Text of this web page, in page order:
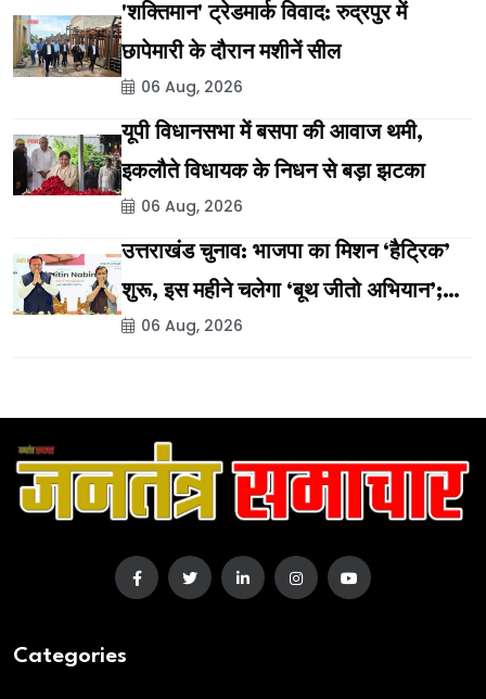
'शक्तिमान' ट्रेडमार्क विवाद: रुद्रपुर में
छापेमारी के दौरान मशीनें सील
06 Aug, 2026
यूपी विधानसभा में बसपा की आवाज थमी,
इकलौते विधायक के निधन से बड़ा झटका
06 Aug, 2026
उत्तराखंड चुनाव: भाजपा का मिशन ‘हैट्रिक’
शुरू, इस महीने चलेगा ‘बूथ जीतो अभियान’;
विकास यात्रा और लखपति दीदी सम्मेलन की
06 Aug, 2026
Categories